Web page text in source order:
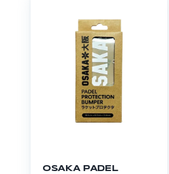
OSAKA PADEL